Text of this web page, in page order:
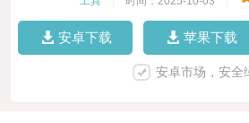
安卓下载 苹果下载
安卓市场，安全